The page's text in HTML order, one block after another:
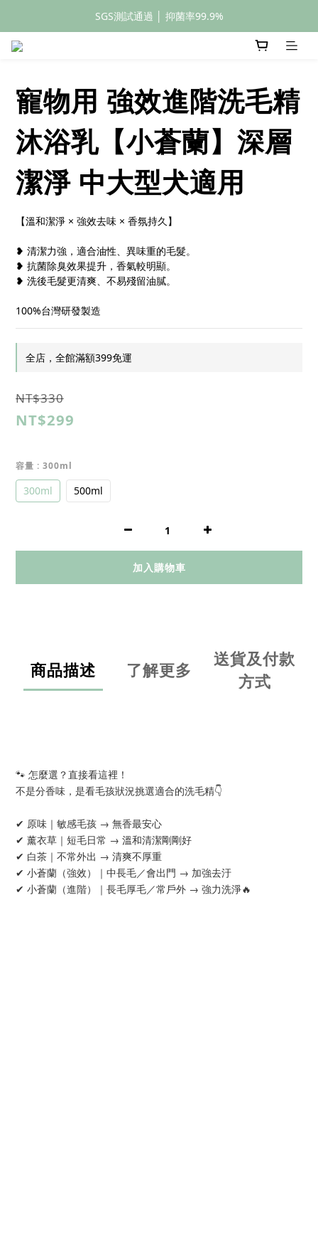
全館滿額399元免運
全館滿額399元免運
寵物用 強效進階洗毛精
沐浴乳【小蒼蘭】深層
潔淨 中大型犬適用
【溫和潔淨 × 強效去味 × 香氛持久】
❥ 清潔力強，適合油性、異味重的毛髮。
❥ 抗菌除臭效果提升，香氣較明顯。
❥ 洗後毛髮更清爽、不易殘留油膩。
100%台灣研發製造
全店，全館滿額399免運
NT$330
NT$299
容量 : 300ml
300ml 500ml
加入購物車
商品描述 了解更多
送貨及付款
方式
🐾 怎麼選？直接看這裡！
不是分香味，是看毛孩狀況挑選適合的洗毛精👇
✔ 原味｜敏感毛孩 → 無香最安心
✔ 薰衣草｜短毛日常 → 溫和清潔剛剛好
✔ 白茶｜不常外出 → 清爽不厚重
✔ 小蒼蘭（強效）｜中長毛／會出門 → 加強去汙
✔ 小蒼蘭（進階）｜長毛厚毛／常戶外 → 強力洗淨🔥